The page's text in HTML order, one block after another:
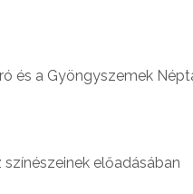
és a Gyöngyszemek
előadásában